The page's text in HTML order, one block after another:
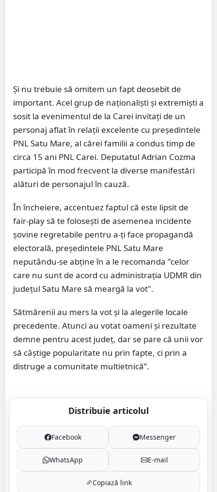
Şi nu trebuie să omitem un fapt deosebit de
important. Acel grup de naţionalişti şi extremişti a
sosit la evenimentul de la Carei invitaţi de un
personaj aflat în relaţii excelente cu preşedintele
PNL Satu Mare, al cărei familii a condus timp de
circa 15 ani PNL Carei. Deputatul Adrian Cozma
participă în mod frecvent la diverse manifestări
alături de personajul în cauză.
În încheiere, accentuez faptul că este lipsit de
fair-play să te foloseşti de asemenea incidente
şovine regretabile pentru a-ţi face propagandă
electorală, preşedintele PNL Satu Mare
neputându-se abţine în a le recomanda "celor
care nu sunt de acord cu administrația UDMR din
județul Satu Mare să meargă la vot".
Sătmărenii au mers la vot şi la alegerile locale
precedente. Atunci au votat oameni și rezultate
demne pentru acest județ, dar se pare că unii vor
să câștige popularitate nu prin fapte, ci prin a
distruge a comunitate multietnică”.
Distribuie articolul
Facebook Messenger
WhatsApp E-mail
Copiază link